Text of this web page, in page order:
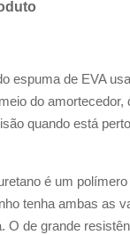
espuma de EVA
do amortecedor,
quando está
é um
tenha ambas as
O de grande